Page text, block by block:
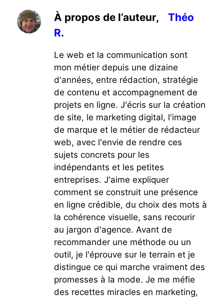
À propos de l’auteur,
Théo
R.
Le web et la communication sont
mon métier depuis une dizaine
d'années, entre rédaction, stratégie
de contenu et accompagnement de
projets en ligne. J'écris sur la création
de site, le marketing digital, l'image
de marque et le métier de rédacteur
web, avec l'envie de rendre ces
sujets concrets pour les
indépendants et les petites
entreprises. J'aime expliquer
comment se construit une présence
en ligne crédible, du choix des mots à
la cohérence visuelle, sans recourir
au jargon d'agence. Avant de
recommander une méthode ou un
outil, je l'éprouve sur le terrain et je
distingue ce qui marche vraiment des
promesses à la mode. Je me méfie
des recettes miracles en marketing,